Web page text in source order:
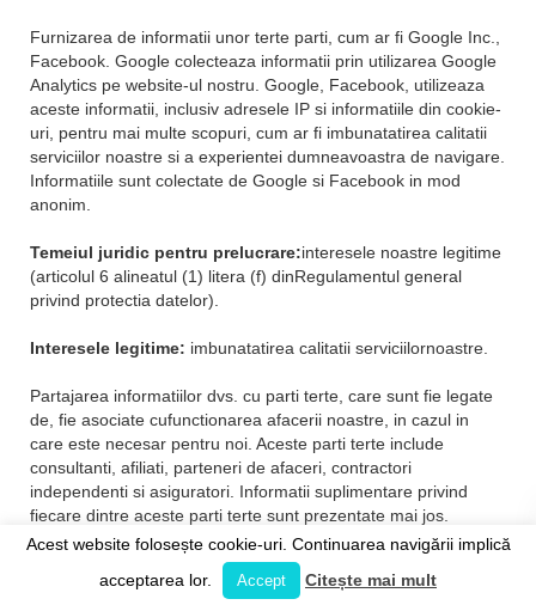
Furnizarea de informatii unor terte parti, cum ar fi Google Inc.,
Facebook. Google colecteaza informatii prin utilizarea Google
Analytics pe website-ul nostru. Google, Facebook, utilizeaza
aceste informatii, inclusiv adresele IP si informatiile din cookie-
uri, pentru mai multe scopuri, cum ar fi imbunatatirea calitatii
serviciilor noastre si a experientei dumneavoastra de navigare.
Informatiile sunt colectate de Google si Facebook in mod
anonim.
Temeiul juridic pentru prelucrare:interesele noastre legitime
(articolul 6 alineatul (1) litera (f) dinRegulamentul general
privind protectia datelor).
Interesele legitime: imbunatatirea calitatii serviciilornoastre.
Partajarea informatiilor dvs. cu parti terte, care sunt fie legate
de, fie asociate cufunctionarea afacerii noastre, in cazul in
care este necesar pentru noi. Aceste parti terte include
consultanti, afiliati, parteneri de afaceri, contractori
independenti si asiguratori. Informatii suplimentare privind
fiecare dintre aceste parti terte sunt prezentate mai jos.
Temeiul juridic pentru prelucrare:
(articolul 6 alineatul (1) litera (f) din Regulamentul general
Acest website folosește cookie-uri. Continuarea navigării implică
acceptarea lor.
Accept Citește mai mult